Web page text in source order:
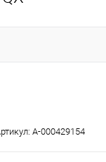
А-000429154